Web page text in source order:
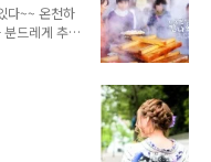
2009 ⓒ
다~~ 온천하
분드레게 추
수 있는 곳
을 먹고 난
업시간 : 오
수요일 (공